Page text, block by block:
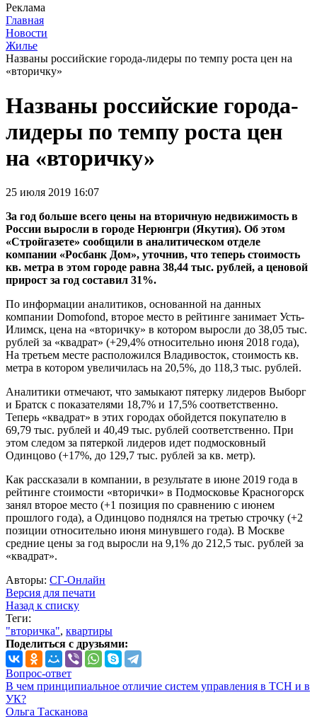
Реклама
Главная
Новости
Жилье
Названы российские города-лидеры по темпу роста цен на
«вторичку»
Названы российские города-
лидеры по темпу роста цен
на «вторичку»
25 июля 2019 16:07
За год больше всего цены на вторичную недвижимость в
России выросли в городе Нерюнгри (Якутия). Об этом
«Стройгазете» сообщили в аналитическом отделе
компании «Росбанк Дом», уточнив, что теперь стоимость
кв. метра в этом городе равна 38,44 тыс. рублей, а ценовой
прирост за год составил 31%.
По информации аналитиков, основанной на данных
компании Domofond, второе место в рейтинге занимает Усть-
Илимск, цена на «вторичку» в котором выросли до 38,05 тыс.
рублей за «квадрат» (+29,4% относительно июня 2018 года),
На третьем месте расположился Владивосток, стоимость кв.
метра в котором увеличилась на 20,5%, до 118,3 тыс. рублей.
Аналитики отмечают, что замыкают пятерку лидеров Выборг
и Братск с показателями 18,7% и 17,5% соответственно.
Теперь «квадрат» в этих городах обойдется покупателю в
69,79 тыс. рублей и 40,49 тыс. рублей соответственно. При
этом следом за пятеркой лидеров идет подмосковный
Одинцово (+17%, до 129,7 тыс. рублей за кв. метр).
Как рассказали в компании, в результате в июне 2019 года в
рейтинге стоимости «вторички» в Подмосковье Красногорск
занял второе место (+1 позиция по сравнению с июнем
прошлого года), а Одинцово поднялся на третью строчку (+2
позиции относительно июня минувшего года). В Москве
средние цены за год выросли на 9,1% до 212,5 тыс. рублей за
«квадрат».
Авторы: СГ-Онлайн
Версия для печати
Назад к списку
Теги:
"вторичка", квартиры
Поделиться с друзьями:
Вопрос-ответ
В чем принципиальное отличие систем управления в ТСН и в
УК?
Ольга Тасканова